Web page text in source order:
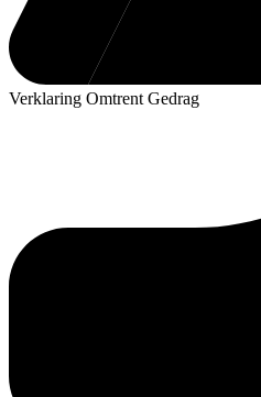
Verklaring Omtrent Gedrag